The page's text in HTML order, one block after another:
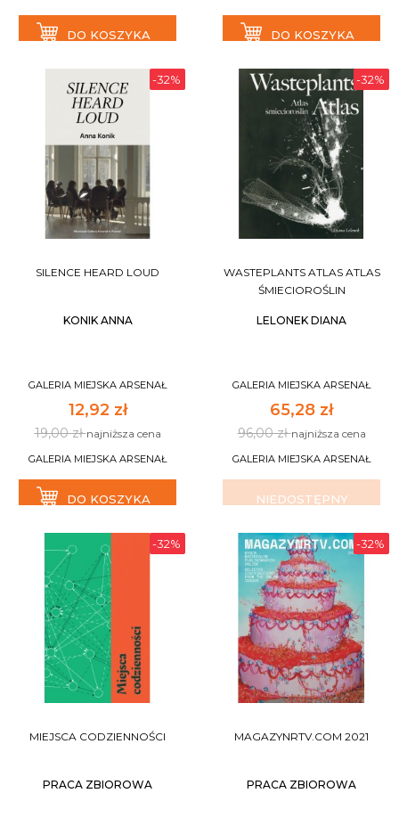
DO KOSZYKA DO KOSZYKA
-32%
SILENCE HEARD LOUD
KONIK ANNA
GALERIA MIEJSKA ARSENAŁ
12,92 zł
19,00 złnajniższa cena
GALERIA MIEJSKA ARSENAŁ
DO KOSZYKA
-32%
WASTEPLANTS ATLAS ATLAS
ŚMIECIOROŚLIN
LELONEK DIANA
GALERIA MIEJSKA ARSENAŁ
65,28 zł
96,00 złnajniższa cena
GALERIA MIEJSKA ARSENAŁ
NIEDOSTĘPNY
-32%
MIEJSCA CODZIENNOŚCI
PRACA ZBIOROWA
-32%
MAGAZYNRTV.COM 2021
PRACA ZBIOROWA